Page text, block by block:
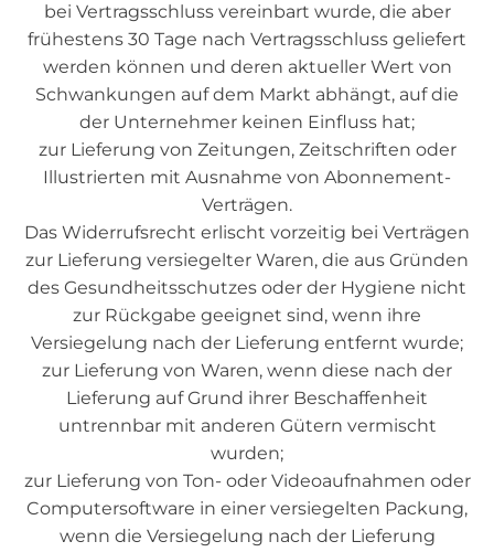
bei Vertragsschluss vereinbart wurde, die aber
frühestens 30 Tage nach Vertragsschluss geliefert
werden können und deren aktueller Wert von
Schwankungen auf dem Markt abhängt, auf die
der Unternehmer keinen Einfluss hat;
zur Lieferung von Zeitungen, Zeitschriften oder
Illustrierten mit Ausnahme von Abonnement-
Verträgen.
Das Widerrufsrecht erlischt vorzeitig bei Verträgen
zur Lieferung versiegelter Waren, die aus Gründen
des Gesundheitsschutzes oder der Hygiene nicht
zur Rückgabe geeignet sind, wenn ihre
Versiegelung nach der Lieferung entfernt wurde;
zur Lieferung von Waren, wenn diese nach der
Lieferung auf Grund ihrer Beschaffenheit
untrennbar mit anderen Gütern vermischt
wurden;
zur Lieferung von Ton- oder Videoaufnahmen oder
Computersoftware in einer versiegelten Packung,
wenn die Versiegelung nach der Lieferung